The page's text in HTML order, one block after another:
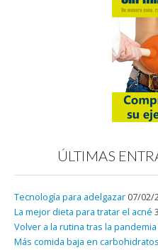
ÚLTIMAS
Tecnología para adelgazar 07/02/
La mejor dieta para tratar el acné
Volver a la rutina tras la pandemia
Más comida baja en carbohidratos